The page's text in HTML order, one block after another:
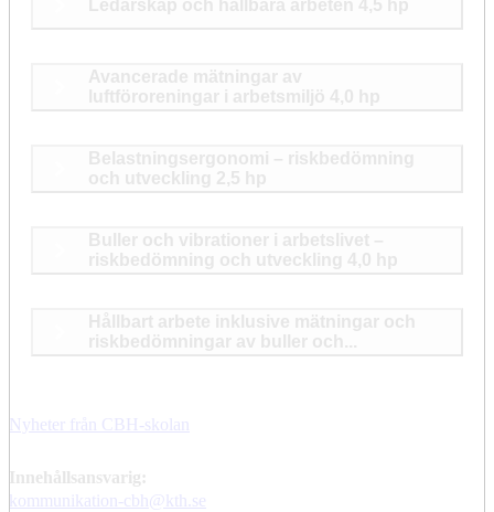
Nyheter från CBH-skolan
Innehållsansvarig:
kommunikation-cbh@kth.se